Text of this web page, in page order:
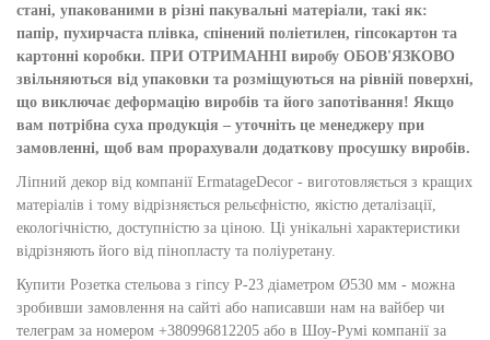
стані, упакованими в різні пакувальні матеріали, такі як:
папір, пухирчаста плівка, спінений поліетилен, гіпсокартон та
картонні коробки. ПРИ ОТРИМАННІ виробу ОБОВ'ЯЗКОВО
звільняються від упаковки та розміщуються на рівній поверхні,
що виключає деформацію виробів та його запотівання! Якщо
вам потрібна суха продукція – уточніть це менеджеру при
замовленні, щоб вам прорахували додаткову просушку виробів.
Ліпний декор від компанії ErmatageDecor - виготовляється з кращих
матеріалів і тому відрізняється рельєфністю, якістю деталізації,
екологічністю, доступністю за ціною. Ці унікальні характеристики
відрізняють його від пінопласту та поліуретану.
Купити Розетка стельова з гіпсу Р-23 діаметром Ø530 мм - можна
зробивши замовлення на сайті або написавши нам на вайбер чи
телеграм за номером +380996812205 або в Шоу-Румі компанії за